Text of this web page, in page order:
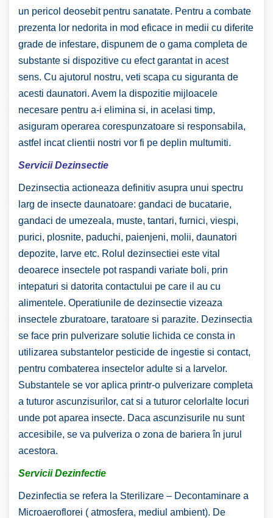
un pericol deosebit pentru sanatate. Pentru a combate
prezenta lor nedorita in mod eficace in medii cu diferite
grade de infestare, dispunem de o gama completa de
substante si dispozitive cu efect garantat in acest
sens. Cu ajutorul nostru, veti scapa cu siguranta de
acesti daunatori. Avem la dispozitie mijloacele
necesare pentru a-i elimina si, in acelasi timp,
asiguram operarea corespunzatoare si responsabila,
astfel incat clientii nostri vor fi pe deplin multumiti.
Servicii Dezinsectie
Dezinsectia actioneaza definitiv asupra unui spectru
larg de insecte daunatoare: gandaci de bucatarie,
gandaci de umezeala, muste, tantari, furnici, viespi,
purici, plosnite, paduchi, paienjeni, molii, daunatori
depozite, larve etc. Rolul dezinsectiei este vital
deoarece insectele pot raspandi variate boli, prin
intepaturi si datorita contactului pe care il au cu
alimentele. Operatiunile de dezinsectie vizeaza
insectele zburatoare, taratoare si parazite. Dezinsectia
se face prin pulverizare solutie lichida ce consta in
utilizarea substantelor pesticide de ingestie si contact,
pentru combaterea insectelor adulte si a larvelor.
Substantele se vor aplica printr-o pulverizare completa
a tuturor ascunzisurilor, cat si a tuturor celorlalte locuri
unde pot aparea insecte. Daca ascunzisurile nu sunt
accesibile, se va pulveriza o zona de bariera în jurul
acestora.
Servicii Dezinfectie
Dezinfectia se refera la Sterilizare – Decontaminare a
Microaeroflorei ( atmosfera, mediul ambient). De